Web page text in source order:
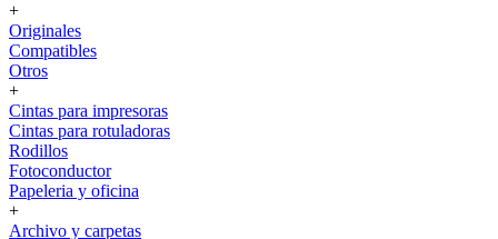
+
Originales
Compatibles
Otros
+
Cintas para impresoras
Cintas para rotuladoras
Rodillos
Fotoconductor
Papeleria y oficina
+
Archivo y carpetas